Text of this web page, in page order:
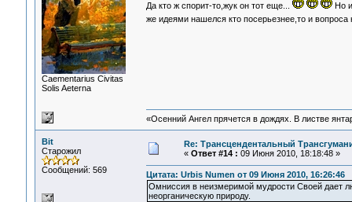
Сaementarius Civitas
Solis Aeterna
Да кто ж спорит-то,жук он тот еще...
Но
же идеями нашелся кто посерьезнее,то и
«Осенний Ангел прячется в дождях. В листве
Bit
Старожил
Сообщений: 569
Re: Трансцендентальный
« Ответ #14 : 09 Июня 2010, 18:18:48 »
Цитата: Urbis Numen от 09 Июня 2010, 16:26:46
Омниссия в неизмеримой мудрости Своей дает
неорганическую природу.